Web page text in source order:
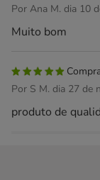
Por Ana M. dia 10
Muito bom
Por S M. dia 27 de
produto de